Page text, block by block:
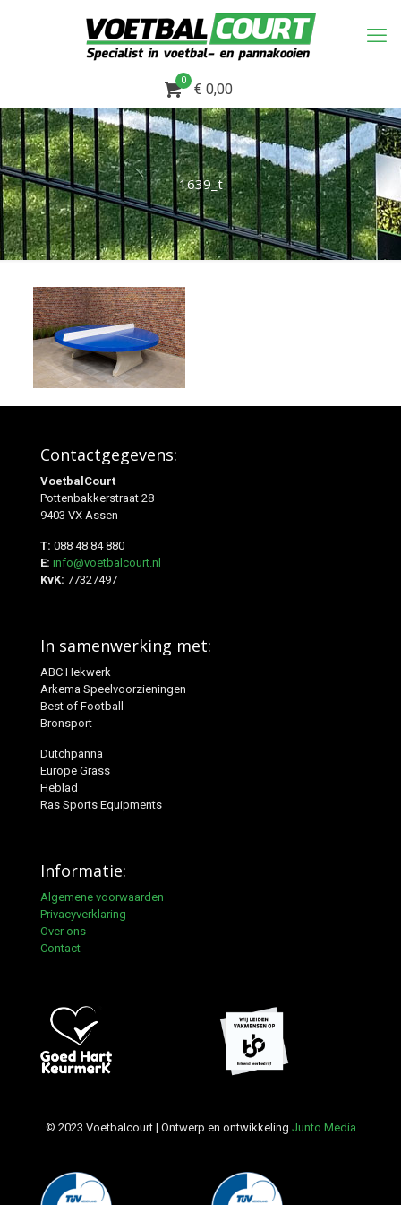
0
€ 0,00
1639_t
Contactgegevens:
VoetbalCourt
Pottenbakkerstraat 28
9403 VX Assen
T: 088 48 84 880
E: info@voetbalcourt.nl
KvK: 77327497
In samenwerking met:
ABC Hekwerk
Arkema Speelvoorzieningen
Best of Football
Bronsport
Dutchpanna
Europe Grass
Heblad
Ras Sports Equipments
Informatie:
Algemene voorwaarden
Privacyverklaring
Over ons
Contact
© 2023 Voetbalcourt | Ontwerp en ontwikkeling Junto Media